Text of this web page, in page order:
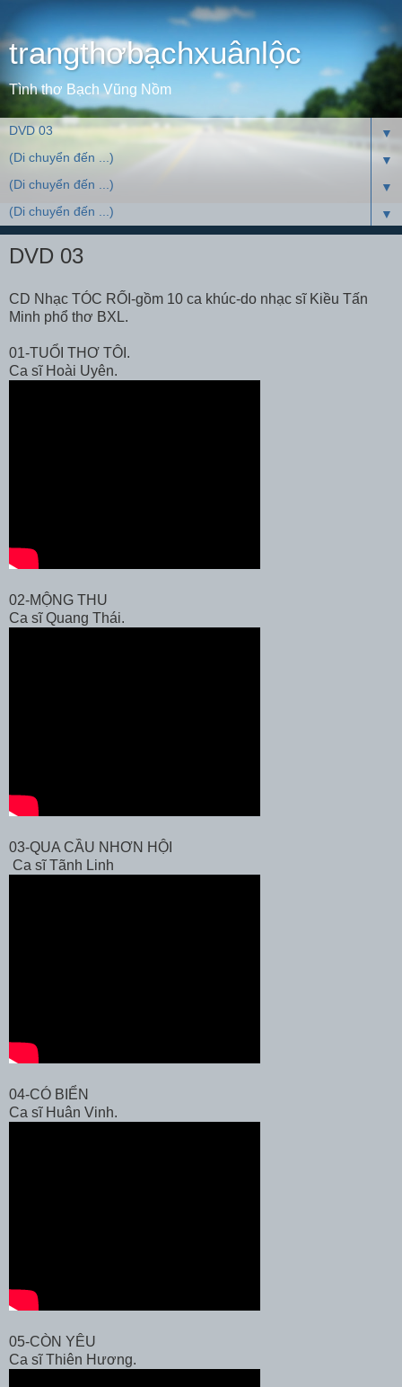
trangthơbạchxuânlộc
Tình thơ Bạch Vũng Nồm
▼
▼
▼
▼
DVD 03
CD Nhạc TÓC RỐI-gồm 10 ca khúc-do nhạc sĩ Kiều Tấn
Minh phổ thơ BXL.
01-TUỔI THƠ TÔI.
Ca sĩ Hoài Uyên.
02-MỘNG THU
Ca sĩ Quang Thái.
03-QUA CẦU NHƠN HỘI
Ca sĩ Tãnh Linh
04-CÓ BIỂN
Ca sĩ Huân Vinh.
05-CÒN YÊU
Ca sĩ Thiên Hương.